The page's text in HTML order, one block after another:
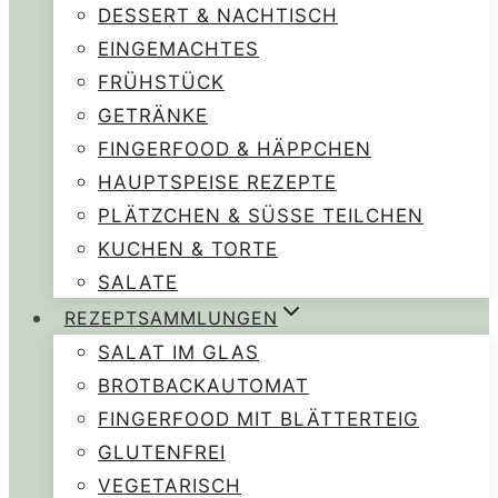
DESSERT & NACHTISCH
EINGEMACHTES
FRÜHSTÜCK
GETRÄNKE
FINGERFOOD & HÄPPCHEN
HAUPTSPEISE REZEPTE
PLÄTZCHEN & SÜSSE TEILCHEN
KUCHEN & TORTE
SALATE
REZEPTSAMMLUNGEN
SALAT IM GLAS
BROTBACKAUTOMAT
FINGERFOOD MIT BLÄTTERTEIG
GLUTENFREI
VEGETARISCH